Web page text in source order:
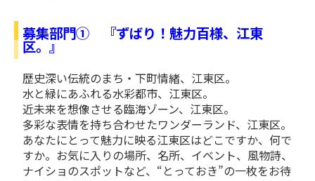
募集部門① 『ずばり！魅力百様、江東
区。』
歴史深い伝統のまち・下町情緒、江東区。
水と緑にあふれる水彩都市、江東区。
近未来を想像させる臨海ゾーン、江東区。
多彩な表情を持ち合わせたワンダーランド、江東区。
あなたにとって魅力に映る江東区はどこですか、何で
すか。お気に入りの場所、名所、イベント、風物詩、
ナイショのスポットなど、“とっておき”の一枚をお待